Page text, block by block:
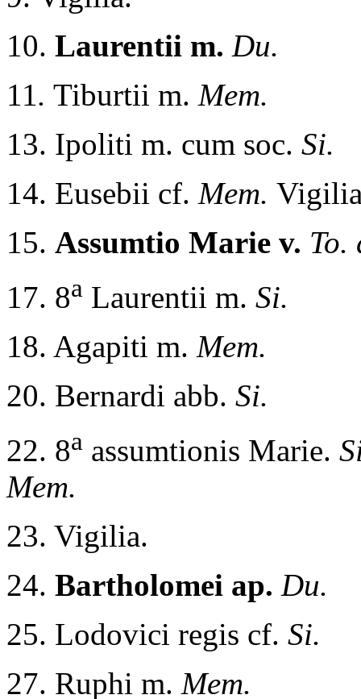
10. Laurentii m. Du.
11. Tiburtii m. Mem.
13. Ipoliti m. cum soc. Si.
14. Eusebii cf. Mem.
15. Assumtio Marie v. To.
17. 8a Laurentii m. Si.
18. Agapiti m. Mem.
20. Bernardi abb. Si.
22. 8a assumtionis Marie.
Mem.
23. Vigilia.
24. Bartholomei ap. Du.
25. Lodovici regis cf. Si.
27. Ruphi m. Mem.